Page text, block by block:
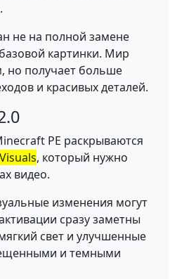
не на полной замене
картинки. Мир
но получает больше
и красивых деталей.
PE раскрываются
, который нужно
видео.
изменения могут
сразу заметны
свет и улучшенные
и темными